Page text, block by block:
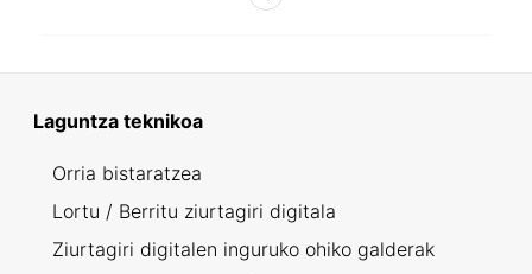
Laguntza teknikoa
Orria bistaratzea
Lortu / Berritu ziurtagiri digitala
Ziurtagiri digitalen inguruko ohiko galderak